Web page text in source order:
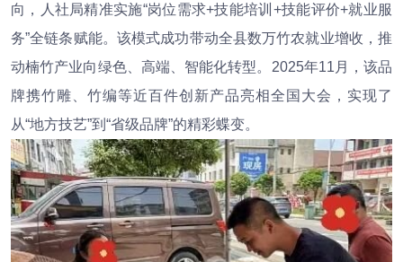
向，人社局精准实施“岗位需求+技能培训+技能评价+就业服
务”全链条赋能。该模式成功带动全县数万竹农就业增收，推
动楠竹产业向绿色、高端、智能化转型。2025年11月，该品
牌携竹雕、竹编等近百件创新产品亮相全国大会，实现了
从“地方技艺”到“省级品牌”的精彩蝶变。